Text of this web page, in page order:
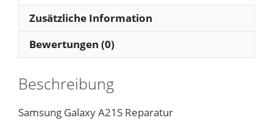
Zusätzliche Information
Bewertungen (0)
Beschreibung
Samsung Galaxy A21S Reparatur